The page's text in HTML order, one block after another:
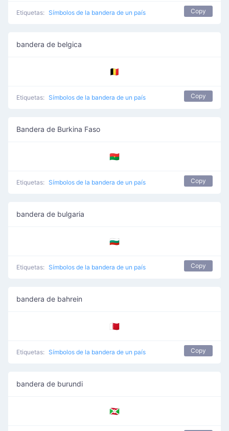
Etiquetas: Símbolos de la bandera de un país Copy
bandera de belgica
🇧🇪
Etiquetas: Símbolos de la bandera de un país Copy
Bandera de Burkina Faso
🇧🇫
Etiquetas: Símbolos de la bandera de un país Copy
bandera de bulgaria
🇧🇬
Etiquetas: Símbolos de la bandera de un país Copy
bandera de bahrein
🇧🇭
Etiquetas: Símbolos de la bandera de un país Copy
bandera de burundi
🇧🇮